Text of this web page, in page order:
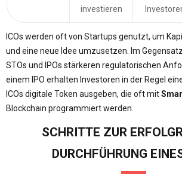
investieren
ICOs werden oft von Startups genutzt, um
und eine neue Idee umzusetzen. Im
STOs und IPOs stärkeren regulatorischen
einem IPO erhalten Investoren in der Regel
ICOs digitale Token ausgeben, die oft mit
Blockchain programmiert werden.
SCHRITTE ZUR
DURCHFÜHRUNG